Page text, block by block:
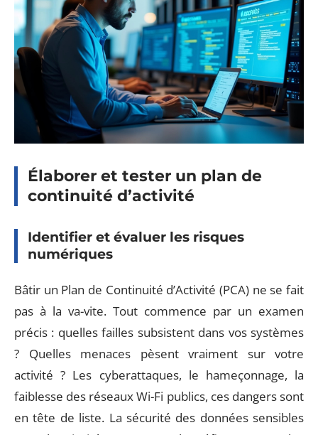
Élaborer et tester un plan de
continuité d’activité
Identifier et évaluer les risques
numériques
Bâtir un Plan de Continuité d’Activité (PCA) ne se fait
pas à la va-vite. Tout commence par un examen
précis : quelles failles subsistent dans vos systèmes
? Quelles menaces pèsent vraiment sur votre
activité ? Les cyberattaques, le hameçonnage, la
faiblesse des réseaux Wi-Fi publics, ces dangers sont
en tête de liste. La sécurité des données sensibles